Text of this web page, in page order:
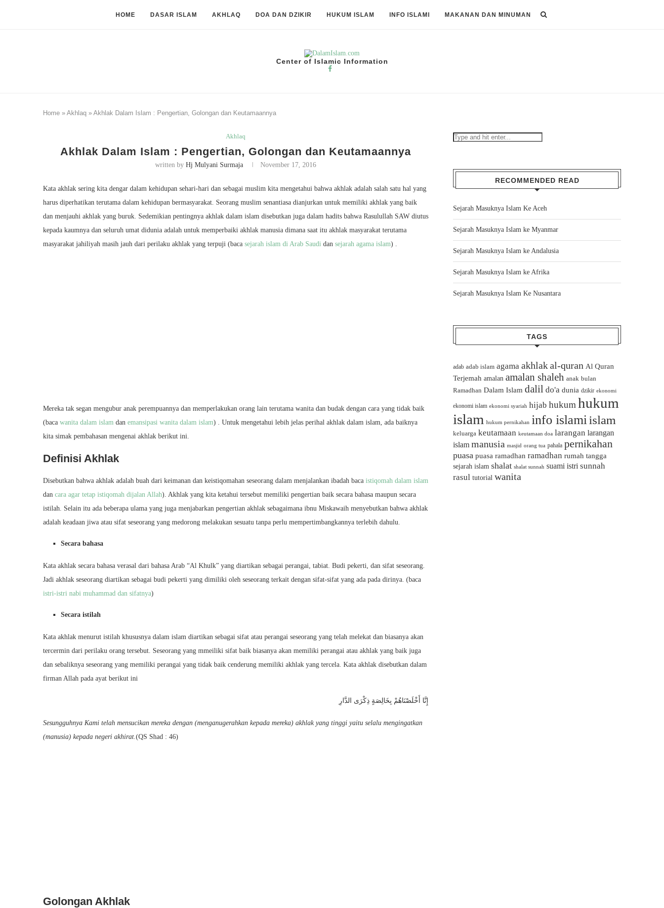
HOME DASAR ISLAM AKHLAQ DOA DAN DZIKIR HUKUM ISLAM INFO ISLAMI MAKANAN DAN MINUMAN
Center of Islamic Information
Home » Akhlaq » Akhlak Dalam Islam : Pengertian, Golongan dan Keutamaannya
Akhlaq
Akhlak Dalam Islam : Pengertian, Golongan dan Keutamaannya
written by Hj Mulyani Surmaja November 17, 2016
Kata akhlak sering kita dengar dalam kehidupan sehari-hari dan sebagai muslim kita mengetahui bahwa akhlak adalah salah satu hal yang
harus diperhatikan terutama dalam kehidupan bermasyarakat. Seorang muslim senantiasa dianjurkan untuk memiliki akhlak yang baik
dan menjauhi akhlak yang buruk. Sedemikian pentingnya akhlak dalam islam disebutkan juga dalam hadits bahwa Rasulullah SAW diutus
kepada kaumnya dan seluruh umat didunia adalah untuk memperbaiki akhlak manusia dimana saat itu akhlak masyarakat terutama
masyarakat jahiliyah masih jauh dari perilaku akhlak yang terpuji (baca sejarah islam di Arab Saudi dan sejarah agama islam) .
Mereka tak segan mengubur anak perempuannya dan memperlakukan orang lain terutama wanita dan budak dengan cara yang tidak baik
(baca wanita dalam islam dan emansipasi wanita dalam islam) . Untuk mengetahui lebih jelas perihal akhlak dalam islam, ada baiknya
kita simak pembahasan mengenai akhlak berikut ini.
Definisi Akhlak
Disebutkan bahwa akhlak adalah buah dari keimanan dan keistiqomahan seseorang dalam menjalankan ibadah baca istiqomah dalam islam
dan cara agar tetap istiqomah dijalan Allah). Akhlak yang kita ketahui tersebut memiliki pengertian baik secara bahasa maupun secara
istilah. Selain itu ada beberapa ulama yang juga menjabarkan pengertian akhlak sebagaimana ibnu Miskawaih menyebutkan bahwa akhlak
adalah keadaan jiwa atau sifat seseorang yang medorong melakukan sesuatu tanpa perlu mempertimbangkannya terlebih dahulu.
Secara bahasa
Kata akhlak secara bahasa verasal dari bahasa Arab “Al Khulk” yang diartikan sebagai perangai, tabiat. Budi pekerti, dan sifat seseorang.
Jadi akhlak seseorang diartikan sebagai budi pekerti yang dimiliki oleh seseorang terkait dengan sifat-sifat yang ada pada dirinya. (baca
istri-istri nabi muhammad dan sifatnya)
Secara istilah
Kata akhlak menurut istilah khususnya dalam islam diartikan sebagai sifat atau perangai seseorang yang telah melekat dan biasanya akan
tercermin dari perilaku orang tersebut. Seseorang yang mmeiliki sifat baik biasanya akan memiliki perangai atau akhlak yang baik juga
dan sebaliknya seseorang yang memiliki perangai yang tidak baik cenderung memiliki akhlak yang tercela. Kata akhlak disebutkan dalam
firman Allah pada ayat berikut ini
إِنَّا أَخْلَصْنَاهُمْ بِخَالِصَةٍ ذِكْرَى الدَّارِ
Sesungguhnya Kami telah mensucikan mereka dengan (menganugerahkan kepada mereka) akhlak yang tinggi yaitu selalu mengingatkan
(manusia) kepada negeri akhirat.(QS Shad : 46)
Golongan Akhlak
RECOMMENDED READ
Sejarah Masuknya Islam Ke Aceh
Sejarah Masuknya Islam ke Myanmar
Sejarah Masuknya Islam ke Andalusia
Sejarah Masuknya Islam ke Afrika
Sejarah Masuknya Islam Ke Nusantara
TAGS
adab adab islam agama akhlakal-quran Al Quran
Terjemah amalan amalan shaleh anak bulan
Ramadhan Dalam Islam dalil do'a dunia dzikir ekonomi
ekonomi islam ekonomi syariah hijab hukum hukum
islam hukum pernikahan info islamiislam
keluarga keutamaan keutamaan doa larangan larangan
islam manusia masjid orang tua pahala pernikahan
puasa puasa ramadhan ramadhan rumah tangga
sejarah islam shalat shalat sunnah suami istri sunnah
rasul tutorial wanita